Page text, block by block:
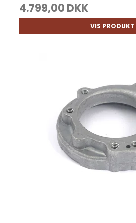
4.799,00 DKK
VIS PRODUKT